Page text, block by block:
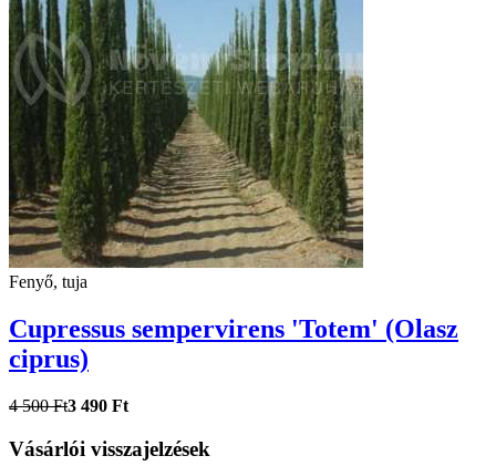
Fenyő, tuja
Cupressus sempervirens 'Totem' (Olasz
ciprus)
4 500 Ft3 490 Ft
Vásárlói visszajelzések